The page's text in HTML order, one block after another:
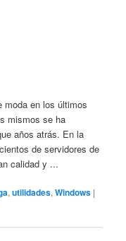
moda en los últimos
mismos se ha
años atrás. En la
de servidores de
calidad y ...
,utilidades,Windows |